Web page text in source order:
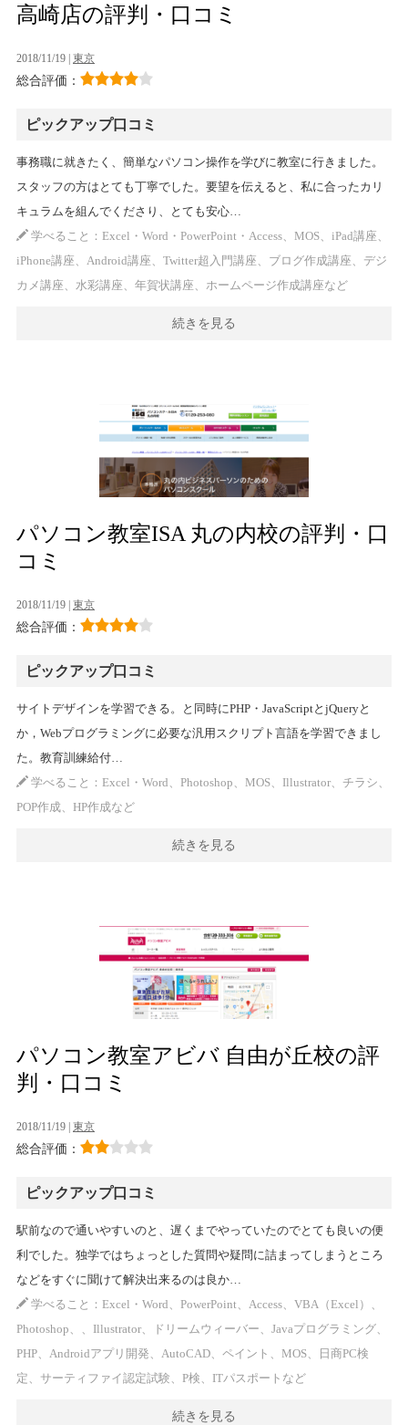
高崎店の評判・口コミ
2018/11/19 | 東京
総合評価：
ピックアップ口コミ
事務職に就きたく、簡単なパソコン操作を学びに教室に行きました。
スタッフの方はとても丁寧でした。要望を伝えると、私に合ったカリ
キュラムを組んでくださり、とても安心…
学べること：Excel・Word・PowerPoint・Access、MOS、iPad講座、
iPhone講座、Android講座、Twitter超入門講座、ブログ作成講座、デジ
カメ講座、水彩講座、年賀状講座、ホームページ作成講座など
続きを見る
パソコン教室ISA 丸の内校の評判・口
コミ
2018/11/19 | 東京
総合評価：
ピックアップ口コミ
サイトデザインを学習できる。と同時にPHP・JavaScriptとjQueryと
か，Webプログラミングに必要な汎用スクリプト言語を学習できまし
た。教育訓練給付…
学べること：Excel・Word、Photoshop、MOS、Illustrator、チラシ、
POP作成、HP作成など
続きを見る
パソコン教室アビバ 自由が丘校の評
判・口コミ
2018/11/19 | 東京
総合評価：
ピックアップ口コミ
駅前なので通いやすいのと、遅くまでやっていたのでとても良いの便
利でした。独学ではちょっとした質問や疑問に詰まってしまうところ
などをすぐに聞けて解決出来るのは良か…
学べること：Excel・Word、PowerPoint、Access、VBA（Excel）、
Photoshop、、Illustrator、ドリームウィーバー、Javaプログラミング、
PHP、Androidアプリ開発、AutoCAD、ペイント、MOS、日商PC検
定、サーティファイ認定試験、P検、ITパスポートなど
続きを見る